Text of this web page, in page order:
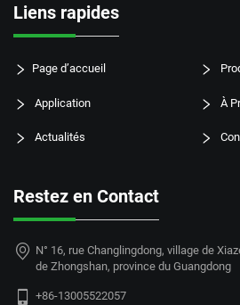
Liens rapides
Page d’accueil
Application À
Actualités
Restez en Contact
N° 16, rue Changlingdong, village de
de Zhongshan, province du Guangdong
+86-13005522057